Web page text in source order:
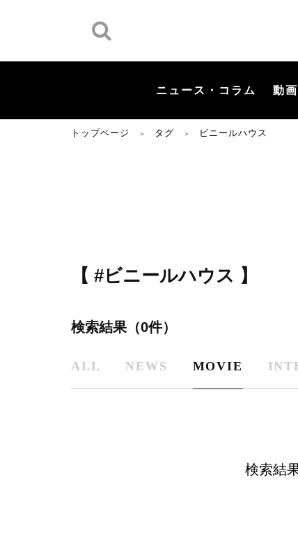
ニュース・コラム 動
トップページ ＞ タグ ＞ ビニールハウス
【 #ビニールハウス 】
検索結果（0件）
ALL NEWS MOVIE
検索結